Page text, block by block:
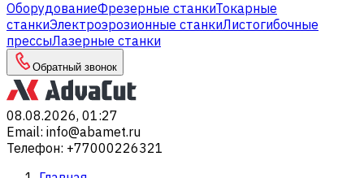
ОборудованиеФрезерные станкиТокарные
станкиЭлектроэрозионные станкиЛистогибочные
прессыЛазерные станки
Обратный звонок
08.08.2026, 01:27
Email: info@abamet.ru
Телефон: +77000226321